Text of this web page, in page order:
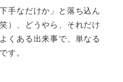
手なだけか」と落ち込ん
）、どうやら、それだけ
くある出来事で、単なる
す。